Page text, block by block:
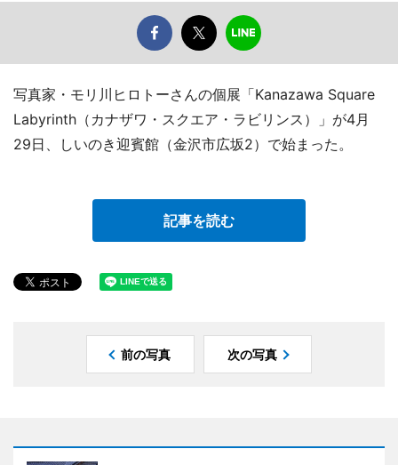
写真家・モリ川ヒロトーさんの個展「Kanazawa Square
Labyrinth（カナザワ・スクエア・ラビリンス）」が4月
29日、しいのき迎賓館（金沢市広坂2）で始まった。
記事を読む
前の写真 次の写真